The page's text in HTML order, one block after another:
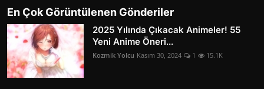
En Çok Görüntülenen Gönderiler
2025 Yılında Çıkacak Animeler! 55
Yeni Anime Öneri...
Kozmik Yolcu Kasım 30, 2024 1 15.1K